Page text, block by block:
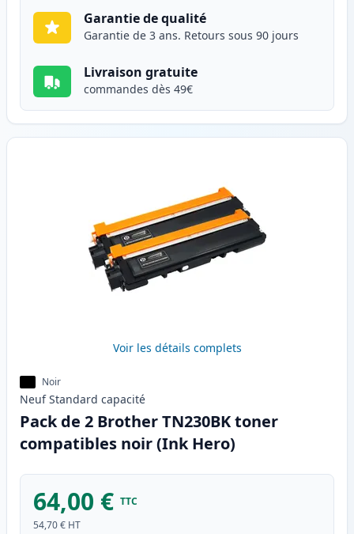
Garantie de qualité
Garantie de 3 ans. Retours sous 90 jours
Livraison gratuite
commandes dès 49€
Voir les détails complets
Noir
Neuf Standard capacité
Pack de 2 Brother TN230BK toner
compatibles noir (Ink Hero)
64,00 € TTC
54,70 € HT